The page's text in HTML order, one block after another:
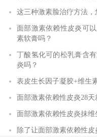
这三种激素脸治疗方法，
面部激素依赖性皮炎可
素软膏吗？
丁酸氢化可的松乳膏含
炎吗？
表皮生长因子凝胶+维生
面部激素依赖性皮炎28天
面部激素依赖性皮炎抹维
除了让面部激素依赖性